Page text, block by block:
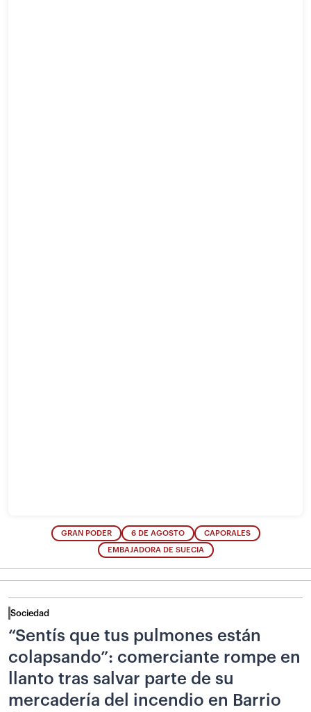
GRAN PODER 6 DE AGOSTO CAPORALES
EMBAJADORA DE SUECIA
Sociedad
“Sentís que tus pulmones están
colapsando”: comerciante rompe en
llanto tras salvar parte de su
mercadería del incendio en Barrio